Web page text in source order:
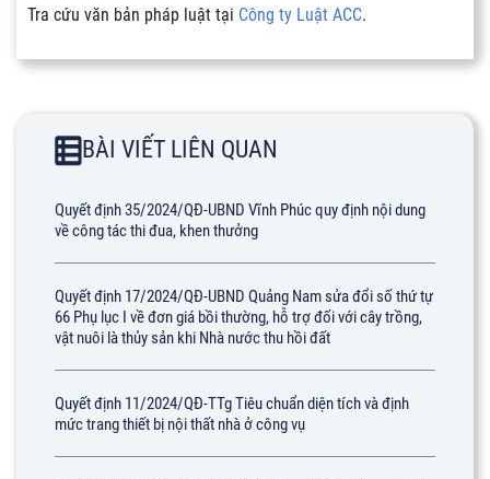
Tra cứu văn bản pháp luật tại Công ty Luật ACC.
BÀI VIẾT LIÊN QUAN
Quyết định 35/2024/QĐ-UBND Vĩnh Phúc quy định nội dung
về công tác thi đua, khen thưởng
Quyết định 17/2024/QĐ-UBND Quảng Nam sửa đổi số thứ tự
66 Phụ lục I về đơn giá bồi thường, hỗ trợ đối với cây trồng,
vật nuôi là thủy sản khi Nhà nước thu hồi đất
Quyết định 11/2024/QĐ-TTg Tiêu chuẩn diện tích và định
mức trang thiết bị nội thất nhà ở công vụ